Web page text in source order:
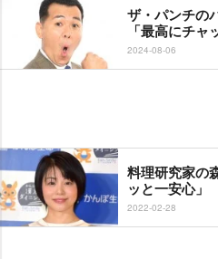
ザ・パンチの
「最高にチャ
2024-08-06
料理研究家の
ッと一安心」
2022-02-28